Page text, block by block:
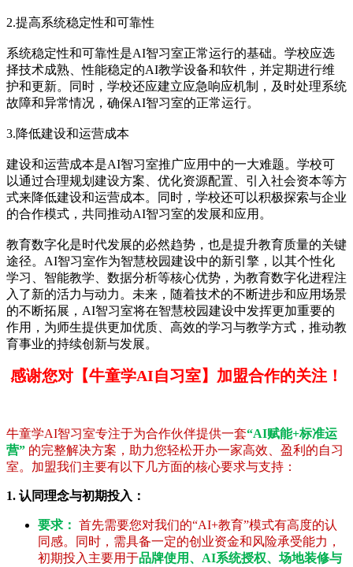
2.提高系统稳定性和可靠性
系统稳定性和可靠性是AI智习室正常运行的基础。学校应选
择技术成熟、性能稳定的AI教学设备和软件，并定期进行维
护和更新。同时，学校还应建立应急响应机制，及时处理系统
故障和异常情况，确保AI智习室的正常运行。
3.降低建设和运营成本
建设和运营成本是AI智习室推广应用中的一大难题。学校可
以通过合理规划建设方案、优化资源配置、引入社会资本等方
式来降低建设和运营成本。同时，学校还可以积极探索与企业
的合作模式，共同推动AI智习室的发展和应用。
教育数字化是时代发展的必然趋势，也是提升教育质量的关键
途径。AI智习室作为智慧校园建设中的新引擎，以其个性化
学习、智能教学、数据分析等核心优势，为教育数字化进程注
入了新的活力与动力。未来，随着技术的不断进步和应用场景
的不断拓展，AI智习室将在智慧校园建设中发挥更加重要的
作用，为师生提供更加优质、高效的学习与教学方式，推动教
育事业的持续创新与发展。
感谢您对【牛童学AI自习室】加盟合作的关注！
牛童学AI智习室专注于为合作伙伴提供一套“AI赋能+标准运
营” 的完整解决方案，助力您轻松开办一家高效、盈利的自习
室。加盟我们主要有以下几方面的核心要求与支持：
1. 认同理念与初期投入：
要求： 首先需要您对我们的“AI+教育”模式有高度的认
同感。同时，需具备一定的创业资金和风险承受能力，
初期投入主要用于品牌使用、AI系统授权、场地装修与